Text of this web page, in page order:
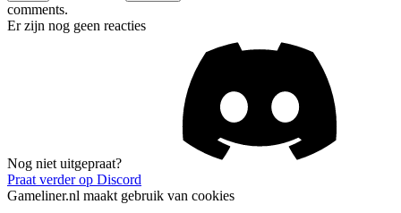
comments.
Er zijn nog geen reacties
Nog niet uitgepraat?
Praat verder op Discord
Gameliner.nl maakt gebruik van cookies